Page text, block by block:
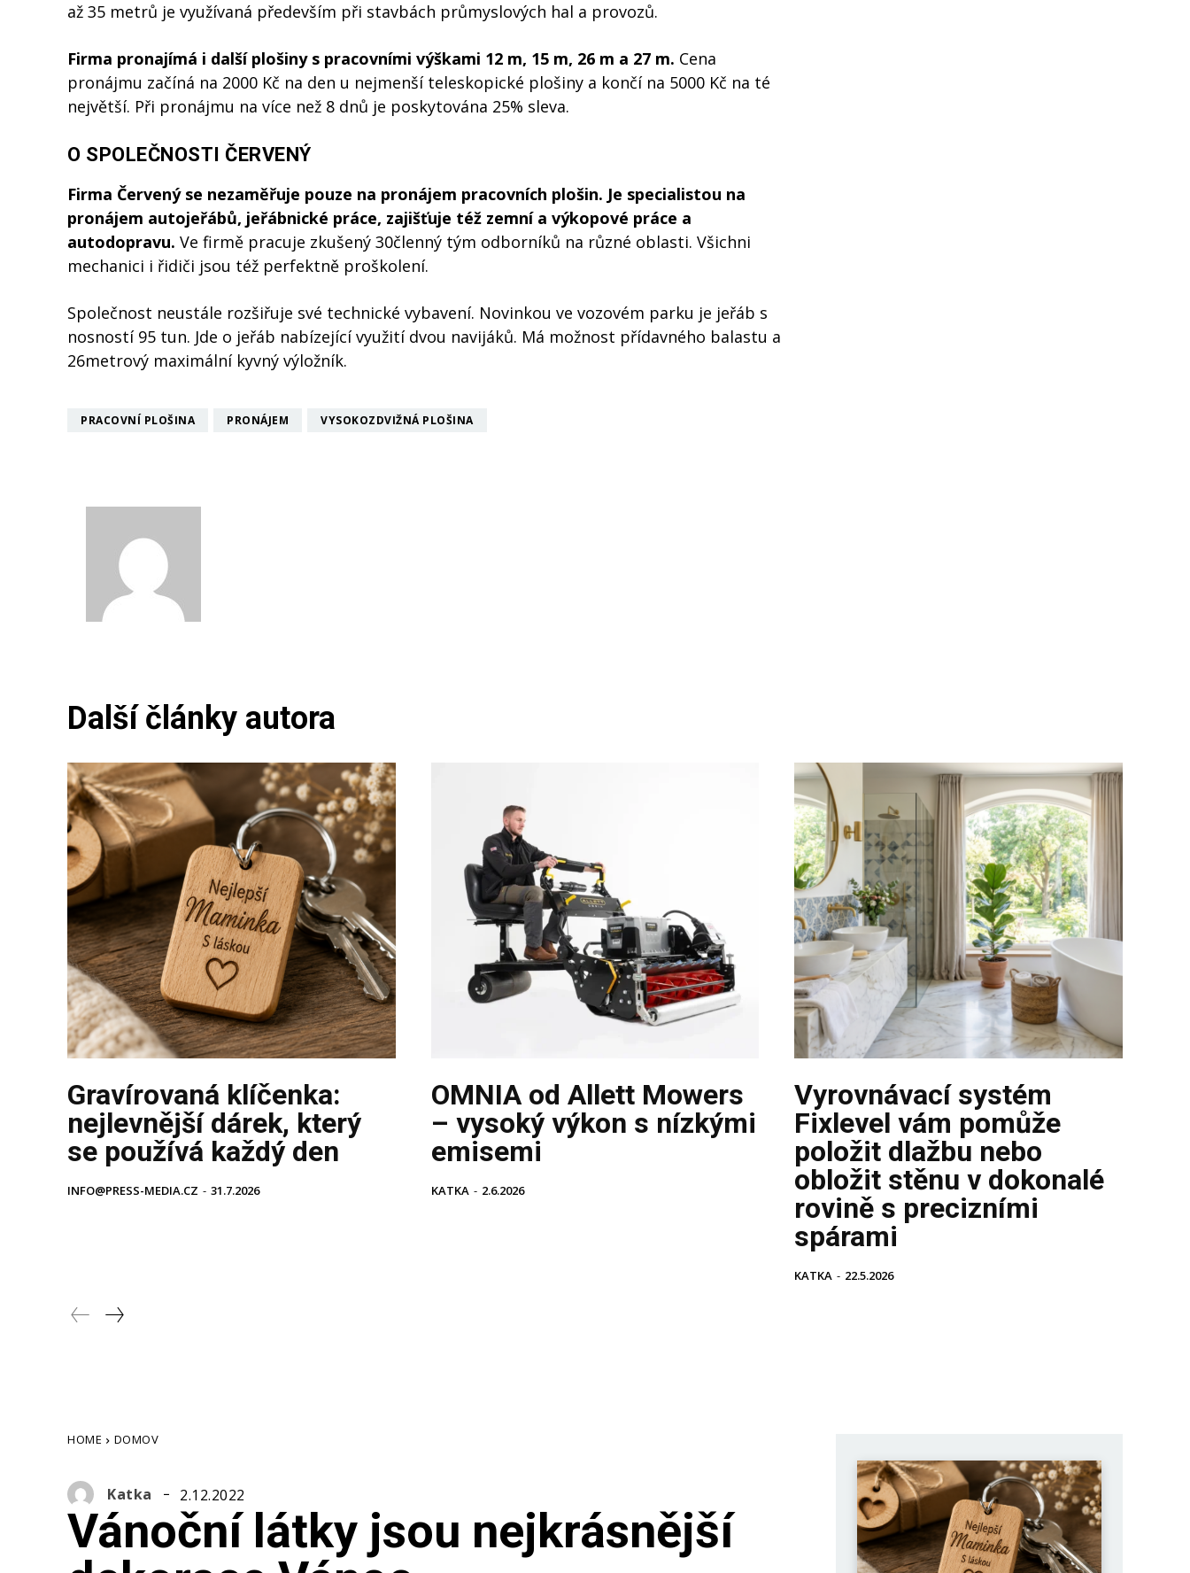
až 35 metrů je využívaná především při stavbách průmyslových hal a provozů.
Firma pronajímá i další plošiny s pracovními výškami 12 m, 15 m, 26 m a 27 m. Cena
pronájmu začíná na 2000 Kč na den u nejmenší teleskopické plošiny a končí na 5000 Kč na té
největší. Při pronájmu na více než 8 dnů je poskytována 25% sleva.
O SPOLEČNOSTI ČERVENÝ
Firma Červený se nezaměřuje pouze na pronájem pracovních plošin. Je specialistou na
pronájem autojeřábů, jeřábnické práce, zajišťuje též zemní a výkopové práce a
autodopravu. Ve firmě pracuje zkušený 30členný tým odborníků na různé oblasti. Všichni
mechanici i řidiči jsou též perfektně proškolení.
Společnost neustále rozšiřuje své technické vybavení. Novinkou ve vozovém parku je jeřáb s
nosností 95 tun. Jde o jeřáb nabízející využití dvou navijáků. Má možnost přídavného balastu a
26metrový maximální kyvný výložník.
PRACOVNÍ PLOŠINA PRONÁJEM VYSOKOZDVIŽNÁ PLOŠINA
Další články autora
Gravírovaná klíčenka:
nejlevnější dárek, který
se používá každý den
INFO@PRESS-MEDIA.CZ - 31.7.2026
OMNIA od Allett Mowers
– vysoký výkon s nízkými
emisemi
KATKA - 2.6.2026
Vyrovnávací systém
Fixlevel vám pomůže
položit dlažbu nebo
obložit stěnu v dokonalé
rovině s precizními
spárami
KATKA - 22.5.2026